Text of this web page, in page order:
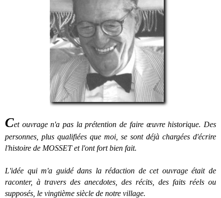
Cet ouvrage n'a pas la prétention de faire œuvre historique. Des
personnes, plus qualifiées que moi, se sont déjà chargées d'écrire
l'histoire de MOSSET et l'ont fort bien fait.
L'idée qui m'a guidé dans la rédaction de cet ouvrage était de
raconter, à travers des anecdotes, des récits, des faits réels ou
supposés, le vingtième siècle de notre village.